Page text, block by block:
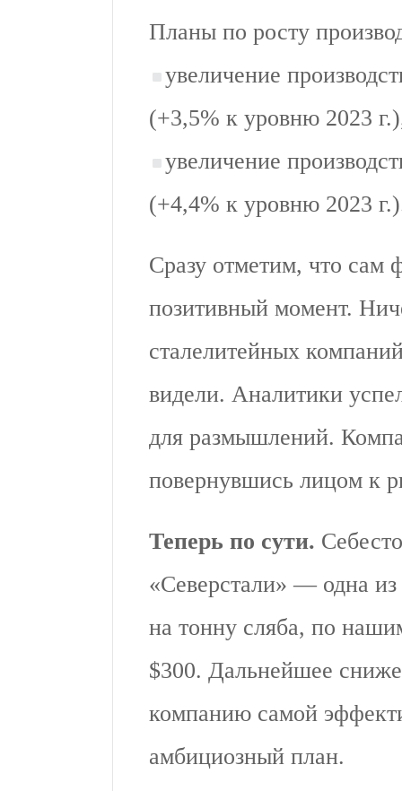
Планы по росту
увеличение
(+3,5% к уровню 2023
увеличение
(+4,4% к уровню 2023
Сразу отметим, что сам
позитивный момент.
сталелитейных
видели. Аналитики
для размышлений.
повернувшись лицом к
Теперь по сути.
«Северстали» — одна
на тонну сляба, по
$300. Дальнейшее
компанию самой
амбициозный план.